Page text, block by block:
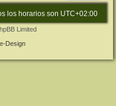
los horarios son UTC+02:00
Limited
Design